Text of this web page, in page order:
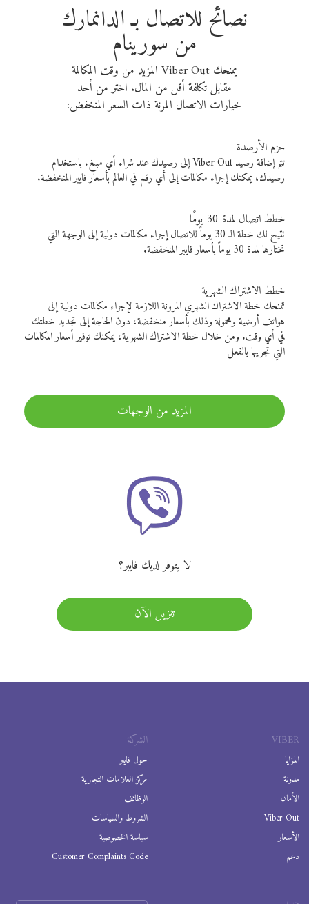
نصائح للاتصال بـ الدانمارك
من سورينام
يمنحك Viber Out المزيد من وقت المكالمة
مقابل تكلفة أقل من المال. اختر من أحد
خيارات الاتصال المرنة ذات السعر المنخفض:
حزم الأرصدة
تتم إضافة رصيد Viber Out إلى رصيدك عند شراء أي مبلغ. باستخدام
رصيدك، يمكنك إجراء مكالمات إلى أي رقم في العالم بأسعار فايبر المنخفضة.
خطط اتصال لمدة 30 يومًا
تتيح لك خطة الـ 30 يوماً للاتصال إجراء مكالمات دولية إلى الوجهة التي
تختارها لمدة 30 يوماً بأسعار فايبر المنخفضة.
خطط الاشتراك الشهرية
تمنحك خطة الاشتراك الشهري المرونة اللازمة لإجراء مكالمات دولية إلى
هواتف أرضية ومحمولة وذلك بأسعار منخفضة، دون الحاجة إلى تجديد خطتك
في أي وقت. ومن خلال خطة الاشتراك الشهرية، يمكنك توفير أسعار المكالمات
التي تجريها بالفعل
المزيد من الوجهات
لا يتوفر لديك فايبر؟
تنزيل الآن
VIBER
المزايا
مدونة
الأمان
Viber Out
الأسعار
دعم
الشركة
حول فايبر
مركز العلامات التجارية
الوظائف
الشروط والسياسات
سياسة الخصوصية
Customer Complaints Code